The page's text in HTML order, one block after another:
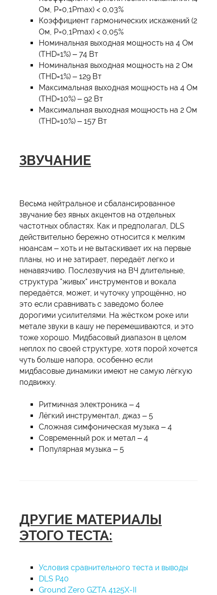
Ом, P=0,1Pmax) < 0,03%
Коэффициент гармонических искажений (2
Ом, P=0,1Pmax) < 0,05%
Номинальная выходная мощность на 4 Ом
(THD=1%) – 74 Вт
Номинальная выходная мощность на 2 Ом
(THD=1%) – 129 Вт
Максимальная выходная мощность на 4 Ом
(THD=10%) – 92 Вт
Максимальная выходная мощность на 2 Ом
(THD=10%) – 157 Вт
ЗВУЧАНИЕ
Весьма нейтральное и сбалансированное
звучание без явных акцентов на отдельных
частотных областях. Как и предполагал, DLS
действительно бережно относится к мелким
нюансам – хоть и не вытаскивает их на первые
планы, но и не затирает, передаёт легко и
ненавязчиво. Послезвучия на ВЧ длительные,
структура "живых" инструментов и вокала
передаётся, может, и чуточку упрощённо, но
это если сравнивать с заведомо более
дорогими усилителями. На жёстком роке или
метале звуки в кашу не перемешиваются, и это
тоже хорошо. Мидбасовый диапазон в целом
неплох по своей структуре, хотя порой хочется
чуть больше напора, особенно если
мидбасовые динамики имеют не самую лёгкую
подвижку.
Ритмичная электроника – 4
Лёгкий инструментал, джаз – 5
Сложная симфоническая музыка – 4
Современный рок и метал – 4
Популярная музыка – 5
ДРУГИЕ МАТЕРИАЛЫ
ЭТОГО ТЕСТА:
Условия сравнительного теста и выводы
DLS P40
Ground Zero GZTA 4125X-II